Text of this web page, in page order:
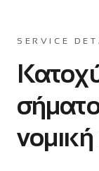
Υπηρεσίες
Άρθρα
Επικοινωνία
SERVICE